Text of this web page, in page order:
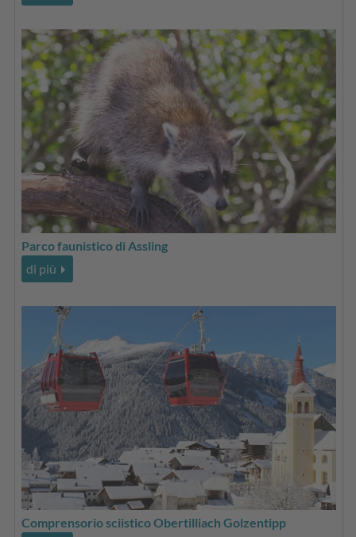
Parco faunistico di Assling
di più
Comprensorio sciistico Obertilliach Golzentipp